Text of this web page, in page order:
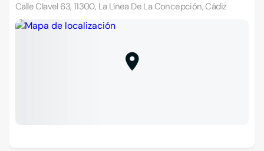
Calle Clavel 63, 11300, La Línea De La Concepción, Cádiz